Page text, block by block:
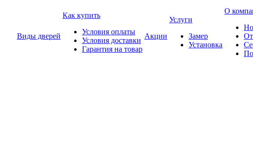
Виды дверей
Как купить
Условия оплаты
Условия доставки
Гарантия на товар
Акции
Услуги
Замер
Установка
О